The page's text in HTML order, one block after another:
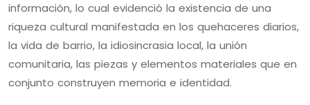
información, lo cual evidenció la existencia de una
riqueza cultural manifestada en los quehaceres diarios,
la vida de barrio, la idiosincrasia local, la unión
comunitaria, las piezas y elementos materiales que en
conjunto construyen memoria e identidad.